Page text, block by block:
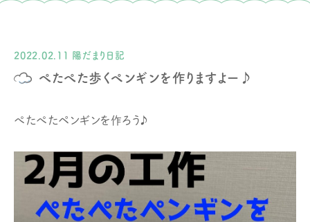
2022.02.11 陽だまり日記
ぺたぺた歩くペンギンを作りますよー♪
ぺたぺたペンギンを作ろう♪